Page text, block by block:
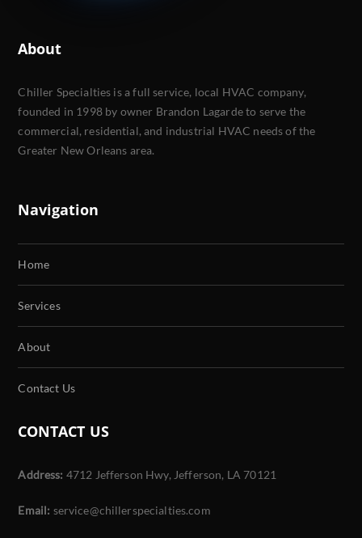
About
Chiller Specialties is a full service, local HVAC company,
founded in 1998 by owner Brandon Lagarde to serve the
commercial, residential, and industrial HVAC needs of the
Greater New Orleans area.
Navigation
Home
Services
About
Contact Us
CONTACT US
Address: 4712 Jefferson Hwy, Jefferson, LA 70121
Email: service@chillerspecialties.com